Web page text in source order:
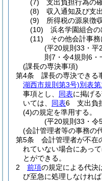
(7) 支出負担行為の
(8) 収入通知及び支
(9) 所得税の源泉徴
(10) 浜名学園組合の
(11) その他会計事務
(平20規則33・平
則7・令4規則6・
(課長の専決事項)
第4条
課長の専決できる
湖西市規則第3号)別表第
事項とし、 同表に掲げ
いては、 同表6 支出負
(4)の規定を準用する。
(平20規則33・令
(会計管理者等の事務の
第5条
会計管理者が不在
れていない場合にあっ
とができる。
2
前項の規定による代決
び至急に処理しなけれ